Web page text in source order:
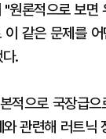
론적으로 보
같은 문제를
.
적으로 국장급
관련해 러트닉